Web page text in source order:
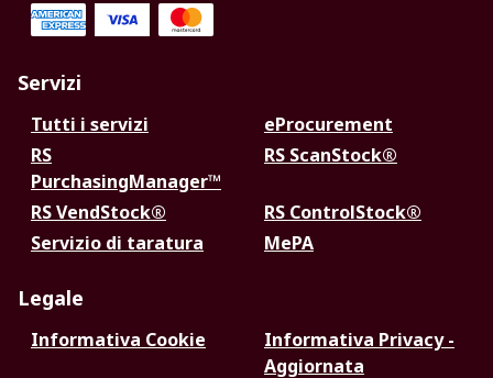
Servizi
Tutti i servizi
eProcurement
RS
PurchasingManager™
RS ScanStock®
RS VendStock®
RS ControlStock®
Servizio di taratura
MePA
Legale
Informativa Cookie
Informativa Privacy -
Aggiornata